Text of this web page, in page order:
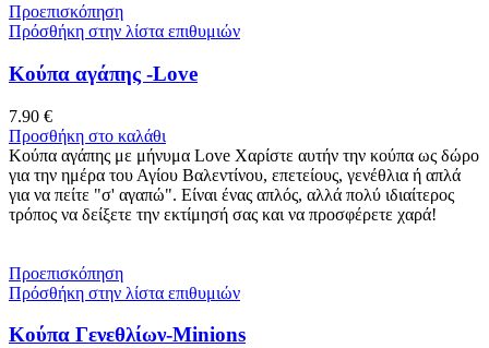
Προεπισκόπηση
Πρόσθήκη στην λίστα επιθυμιών
Κούπα αγάπης -Love
7.90 €
Προσθήκη στο καλάθι
Κούπα αγάπης με μήνυμα Love Χαρίστε αυτήν την κούπα ως δώρο
για την ημέρα του Αγίου Βαλεντίνου, επετείους, γενέθλια ή απλά
για να πείτε "σ' αγαπώ". Είναι ένας απλός, αλλά πολύ ιδιαίτερος
τρόπος να δείξετε την εκτίμησή σας και να προσφέρετε χαρά!
Προεπισκόπηση
Πρόσθήκη στην λίστα επιθυμιών
Κούπα Γενεθλίων-Minions